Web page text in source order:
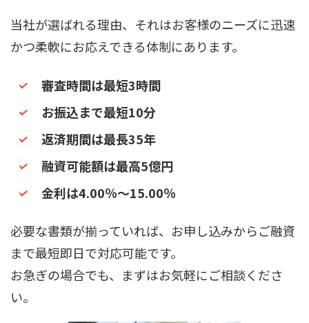
当社が選ばれる理由、それはお客様のニーズに迅速
かつ柔軟にお応えできる体制にあります。
審査時間は最短3時間
お振込まで最短10分
返済期間は最長35年
融資可能額は最高5億円
金利は4.00％～15.00％
必要な書類が揃っていれば、お申し込みからご融資
まで最短即日で対応可能です。
お急ぎの場合でも、まずはお気軽にご相談くださ
い。